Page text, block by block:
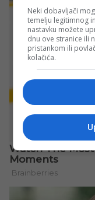
Neki dobavljači
temelju legitimnog
nastavku možete
dnu ove stranice ili
pristankom ili
kolačića.